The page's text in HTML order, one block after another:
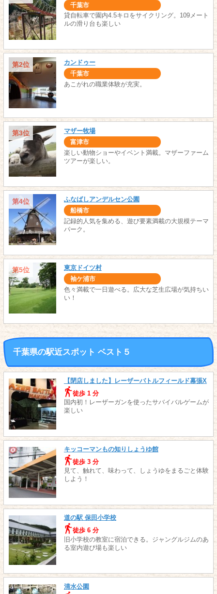
千葉市
貸自転車で園内4.5キロをサイクリング。109メート
ルの滑り台も楽しい
第2位 カンドゥー
千葉市
あこがれの職業体験が充実。
第3位 マザー牧場
富津市
楽しい動物ショーやイベント満載。マザーファーム
ツアーが楽しい。
第4位 ふなばしアンデルセン公園
船橋市
記録的人気を集める、遊び要素満載の大規模テーマ
パーク。
第5位 東京ドイツ村
袖ケ浦市
色々満載で一日遊べる。広大な芝生広場が気持ちい
い！
千葉県の駅近スポット ベスト５
【閉店しました】レーザーバトルフィールド幕張X
徒歩 1 分
国内初！レーザーガンを使ったサバイバルゲームが
楽しい
キッコーマンもの知りしょうゆ館
徒歩 3 分
見て、触れて、味わって、しょうゆをまるごと体験
しよう！
道の駅 保田小学校
徒歩 6 分
旧小学校の教室に宿泊できる。ジャングルジムのあ
る室内遊び場も楽しい
清水公園